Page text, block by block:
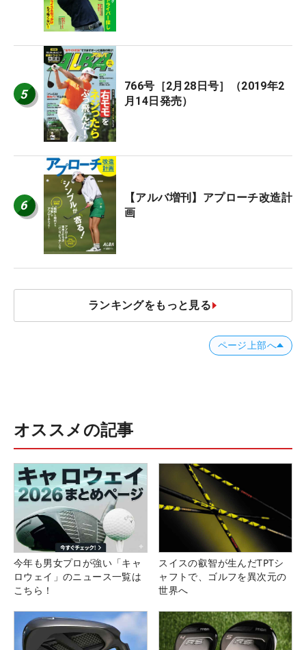
5
766号［2月28日号］（2019年2
月14日発売）
6
【アルバ増刊】アプローチ改造計
画
ランキングをもっと見る
ページ上部へ
オススメの記事
今年も男女プロが強い「キャ
ロウェイ」のニュース一覧は
こちら！
スイスの叡智が生んだTPTシ
ャフトで、ゴルフを異次元の
世界へ